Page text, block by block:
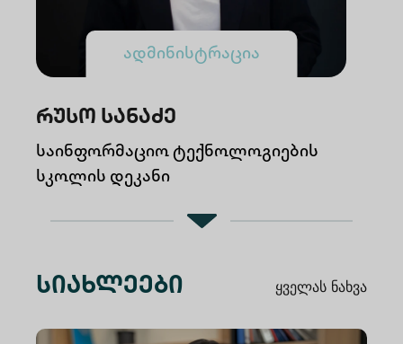
ადმინისტრაცია
რუსო სანაძე
საინფორმაციო ტექნოლოგიების
სკოლის დეკანი
სიახლეები Ყველას Ნახვა